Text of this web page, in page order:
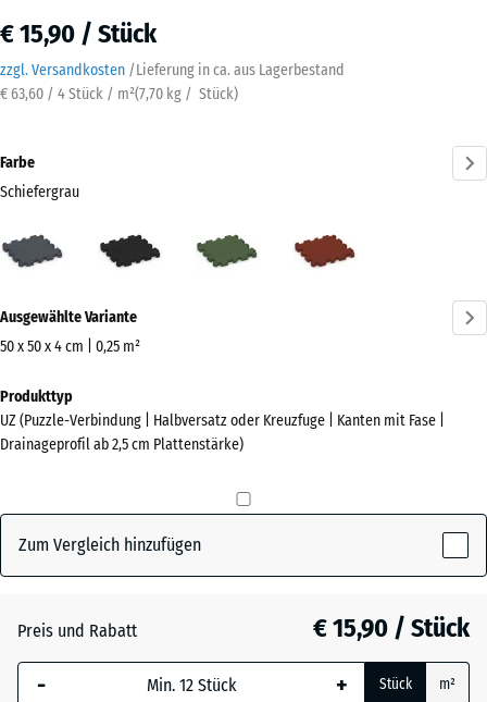
€ 15,90 / Stück
zzgl. Versandkosten /Lieferung in ca. aus Lagerbestand
€ 63,60 / 4 Stück / m²(7,70 kg / Stück)
Farbe
Schiefergrau
Schiefergrau
(active)
Informationen
zu
Farben?
Farbpalette
Schiefergrau(active)
+ € 0,50
Ausgewählte Variante
50 x 50 x 4 cm | 0,25 m²
Abmessungen
für
den
x
540
Die gewählte, blau
umrandete
Produkttyp
UZ (Puzzle-Verbindung | Halbversatz oder Kreuzfuge | Kanten mit Fase |
Drainageprofil ab 2,5 cm Plattenstärke)
Zum Vergleich hinzufügen
Preis und Rabatt € 15,90 / Stück
- + Stück m²